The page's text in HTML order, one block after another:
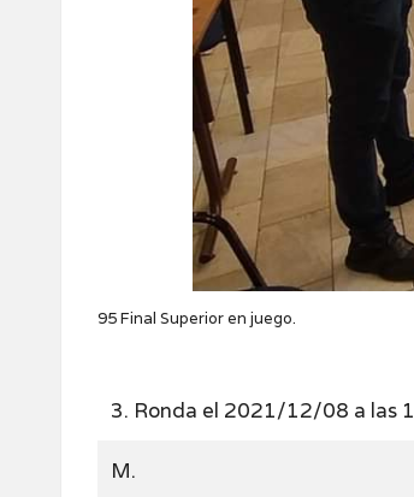
95 Final Superior en juego.
3. Ronda el 2021/12/08 a las
M.